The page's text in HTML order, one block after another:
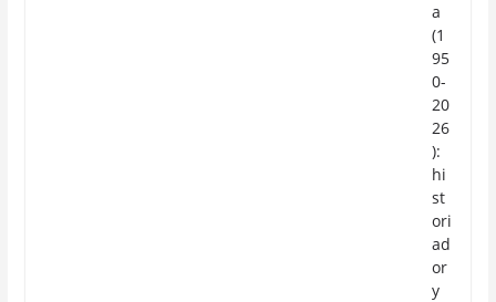
a
(1
95
0-
20
26
):
hi
st
ori
ad
or
y